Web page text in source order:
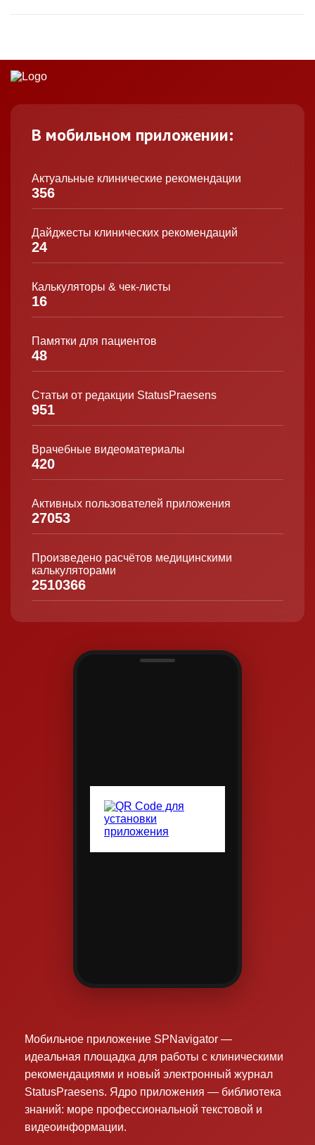
В мобильном приложении:
Актуальные клинические рекомендации
356
Дайджесты клинических рекомендаций
24
Калькуляторы & чек-листы
16
Памятки для пациентов
48
Статьи от редакции StatusPraesens
951
Врачебные видеоматериалы
420
Активных пользователей приложения
27053
Произведено расчётов медицинскими
калькуляторами
2510366
Мобильное приложение SPNavigator —
идеальная площадка для работы с клиническими
рекомендациями и новый электронный журнал
StatusPraesens. Ядро приложения — библиотека
знаний: море профессиональной текстовой и
видеоинформации.